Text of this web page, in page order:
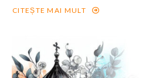
CITEȘTE MAI MULT